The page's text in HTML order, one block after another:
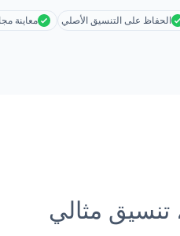
الحفاظ على التنسيق الأصلي معاينة
تنسيق مثالي